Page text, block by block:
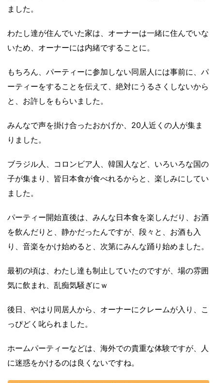
ました。
わたし達が住んでいた家は、オーナーは一緒に住んでいな
いため、オーナーには内緒ですることに。
もちろん、パーティーに参加しない同居人には事前に、パ
ーティーをすることを伝えて、絶対にうるさくしないから
と、お許しをもらいました。
みんなで声を掛け合ったおかげか、20人近くの人が集ま
りました。
ブラジル人、コロンビア人、韓国人など、いろいろな国の
子が集まり、皆日本食が食べれるからと、楽しみにしてい
ました。
パーティー開始直後は、みんな日本食を楽しんだり、お酒
を飲んだりと、静かだったんですが、段々と、お酒も入
り、音楽をかけ始めると、次第にみんな踊り始めました。
最初の頃は、わたし達も制止していたのですが、場の雰囲
気に飲まれ、乱痴気騒ぎにｗ
後日、やはり同居人から、オーナーにクレームが入り、こ
っぴどく叱られました。
ホームパーティーなどは、海外での貴重な体験ですが、人
に迷惑をかけるのは良くないですね。